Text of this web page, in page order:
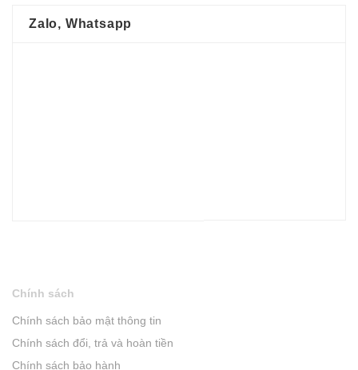
Zalo, Whatsapp
Chính sách
Chính sách bảo mật thông tin
Chính sách đổi, trả và hoàn tiền
Chính sách bảo hành